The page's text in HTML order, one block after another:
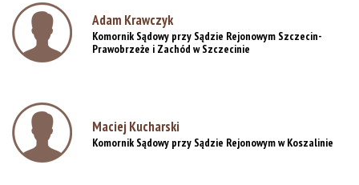
Adam Krawczyk
Komornik Sądowy przy Sądzie Rejonowym Szczecin-
Prawobrzeże i Zachód w Szczecinie
Maciej Kucharski
Komornik Sądowy przy Sądzie Rejonowym w Koszalinie